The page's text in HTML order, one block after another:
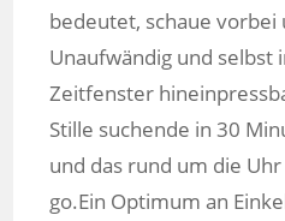
bedeutet, schaue
Unaufwändig und selbst
Zeitfenster
Stille suchende in 30
und das rund um die
go.Ein Optimum an